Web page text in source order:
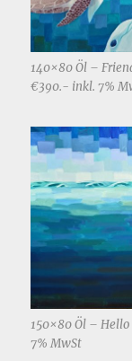
140×80 Öl –
€390.- inkl. 7%
150×80 Öl –
7% MwSt